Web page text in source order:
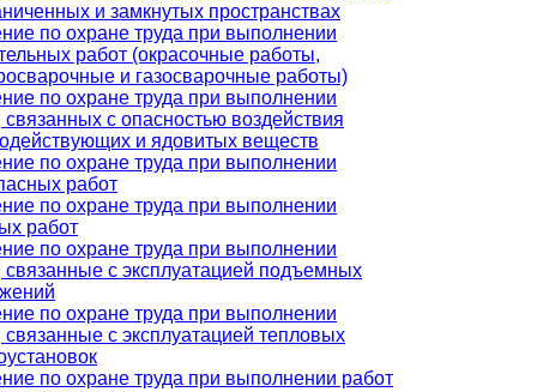
и замкнутых пространствах
по охране труда при выполнении
работ (окрасочные работы,
и газосварочные работы)
по охране труда при выполнении
связанных с опасностью воздействия
и ядовитых веществ
по охране труда при выполнении
работ
по охране труда при выполнении
работ
по охране труда при выполнении
связанные с эксплуатацией подъемных
по охране труда при выполнении
связанные с эксплуатацией тепловых
по охране труда при выполнении работ